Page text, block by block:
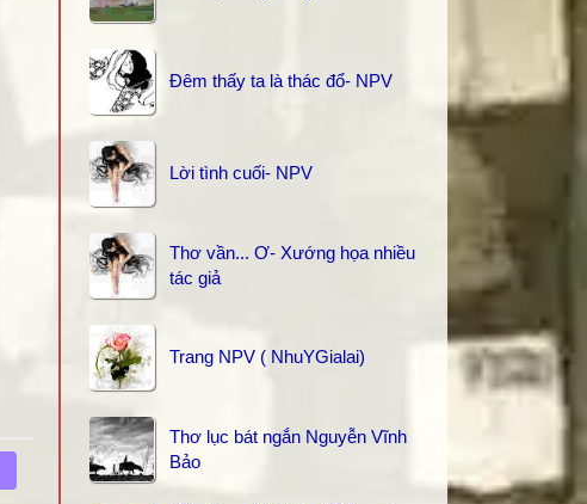
Đêm thấy ta là thác đổ- NPV
Lời tình cuối- NPV
Thơ vần... Ơ- Xướng họa nhiều
tác giả
Trang NPV ( NhuYGialai)
Thơ lục bát ngắn Nguyễn Vĩnh
Bảo